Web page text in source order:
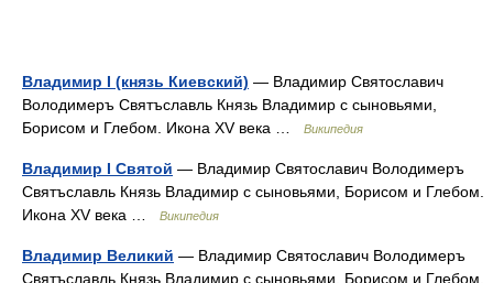
Владимир I (князь Киевский) — Владимир Святославич
Володимеръ Святъславль Князь Владимир с сыновьями,
Борисом и Глебом. Икона XV века …
Википедия
Владимир I Святой — Владимир Святославич Володимеръ
Святъславль Князь Владимир с сыновьями, Борисом и Глебом.
Икона XV века …
Википедия
Владимир Великий — Владимир Святославич Володимеръ
Святъславль Князь Владимир с сыновьями, Борисом и Глебом.